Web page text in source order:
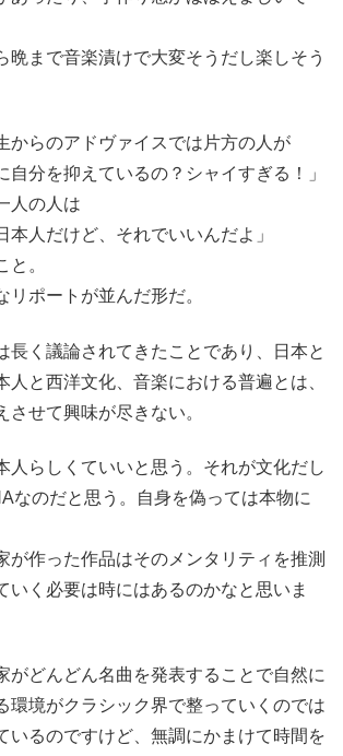
晩まで音楽漬けで大変そうだし楽しそう
からのアドヴァイスでは片方の人が
自分を抑えているの？シャイすぎる！」
人の人は
本人だけど、それでいいんだよ」
と。
リポートが並んだ形だ。
長く議論されてきたことであり、日本と
人と西洋文化、音楽における普遍とは、
させて興味が尽きない。
人らしくていいと思う。それが文化だし
なのだと思う。自身を偽っては本物に
が作った作品はそのメンタリティを推測
いく必要は時にはあるのかなと思いま
がどんどん名曲を発表することで自然に
環境がクラシック界で整っていくのでは
いるのですけど、無調にかまけて時間を